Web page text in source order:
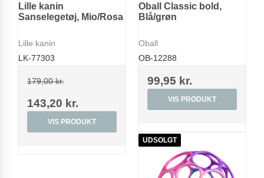
Lille kanin
Sanselegetøj, Mio/Rosa
Lille kanin
LK-77303
179,00 kr.
143,20 kr.
VIS PRODUKT
Oball Classic bold,
Blå/grøn
Oball
OB-12288
99,95 kr.
VIS PRODUKT
UDSOLGT